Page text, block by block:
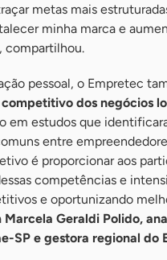
metas mais
minha marca e
compartilhou.
pessoal, o Empretec
dos negócios
em estudos que
entre
é proporcionar aos
competências e
e oportunizando
Marcela Geraldi Polido,
SP e gestora regional do